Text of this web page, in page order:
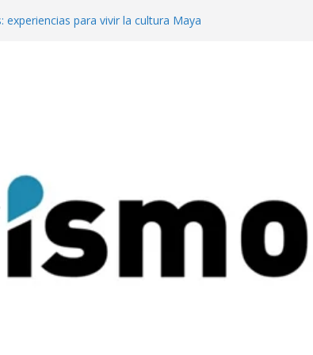
experiencias para vivir la cultura Maya